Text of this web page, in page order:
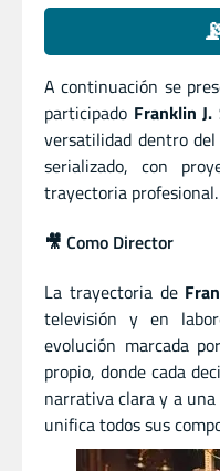
A continuación se
participado Franklin
versatilidad dentro
serializado, con
trayectoria profesional.
🎥 Como Director
La trayectoria de
televisión y en
evolución marcada
propio, donde cada
narrativa clara y a
unifica todos sus